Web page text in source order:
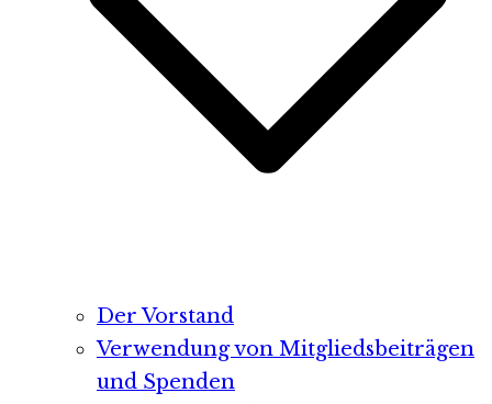
Der Vorstand
Verwendung von Mitgliedsbeiträgen
und Spenden